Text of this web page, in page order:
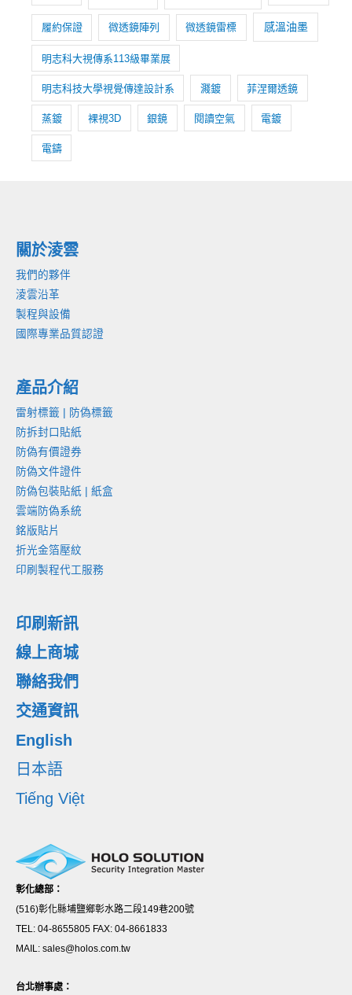
履約保證 微透鏡陣列 微透鏡雷標 感溫油墨
明志科大視傳系113級畢業展
明志科技大學視覺傳達設計系 濺鍍 菲涅爾透鏡
蒸鍍 裸視3D 銀鏡 閱讀空氣 電鍍
電鑄
關於淩雲
我們的夥伴
淩雲沿革
製程與設備
國際專業品質認證
產品介紹
雷射標籤 | 防偽標籤
防拆封口貼紙
防偽有價證券
防偽文件證件
防偽包裝貼紙 | 紙盒
雲端防偽系統
銘版貼片
折光金箔壓紋
印刷製程代工服務
印刷新訊
線上商城
聯絡我們
交通資訊
English
日本語
Tiếng Việt
彰化總部：
(516)彰化縣埔鹽鄉彰水路二段149巷200號
TEL: 04-8655805 FAX: 04-8661833
MAIL: sales@holos.com.tw
台北辦事處：